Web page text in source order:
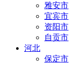
雅安市
宜宾市
资阳市
自贡市
河北
保定市